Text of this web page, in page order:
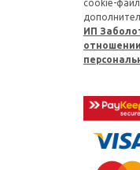
cookie-
ИП